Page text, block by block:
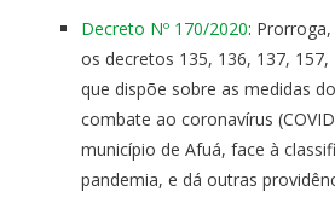
Decreto Nº 170/2020:
os decretos 135, 136, 137,
que dispõe sobre as medidas
combate ao coronavírus
município de Afuá, face à
pandemia, e dá outras